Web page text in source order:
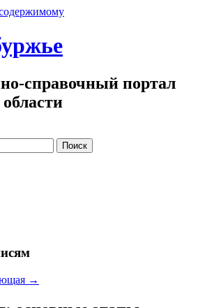
справочный портал
→